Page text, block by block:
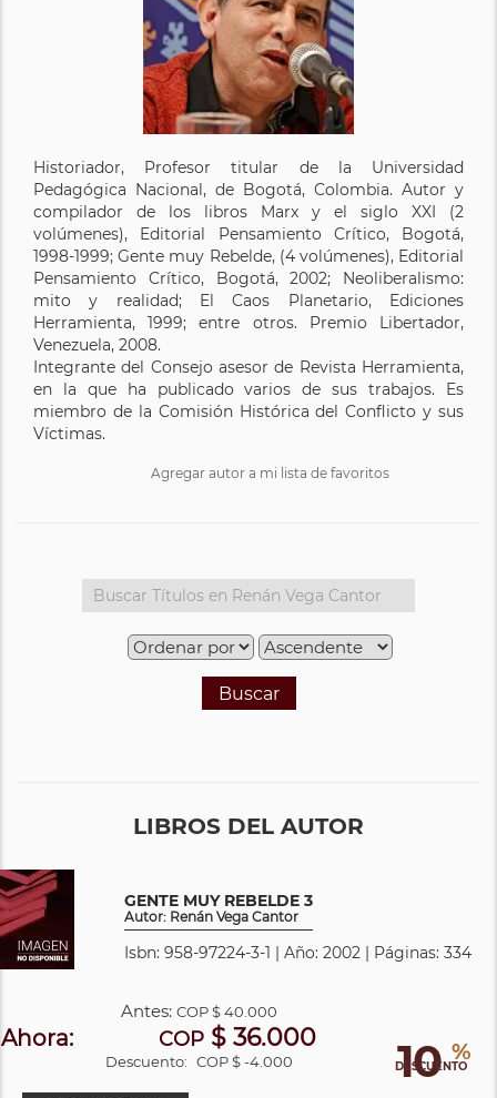
Historiador, Profesor titular de la Universidad
Pedagógica Nacional, de Bogotá, Colombia. Autor y
compilador de los libros Marx y el siglo XXI (2
volúmenes), Editorial Pensamiento Crítico, Bogotá,
1998-1999; Gente muy Rebelde, (4 volúmenes), Editorial
Pensamiento Crítico, Bogotá, 2002; Neoliberalismo:
mito y realidad; El Caos Planetario, Ediciones
Herramienta, 1999; entre otros. Premio Libertador,
Venezuela, 2008.
Integrante del Consejo asesor de Revista Herramienta,
en la que ha publicado varios de sus trabajos. Es
miembro de la Comisión Histórica del Conflicto y sus
Víctimas.
Agregar autor a mi lista de favoritos
Buscar
LIBROS DEL AUTOR
GENTE MUY REBELDE 3
Autor: Renán Vega Cantor
Isbn: 958-97224-3-1 | Año: 2002 | Páginas: 334
10 %
DESCUENTO
Antes: COP$ 40.000
Ahora: COP $ 36.000
Descuento: COP $ -4.000